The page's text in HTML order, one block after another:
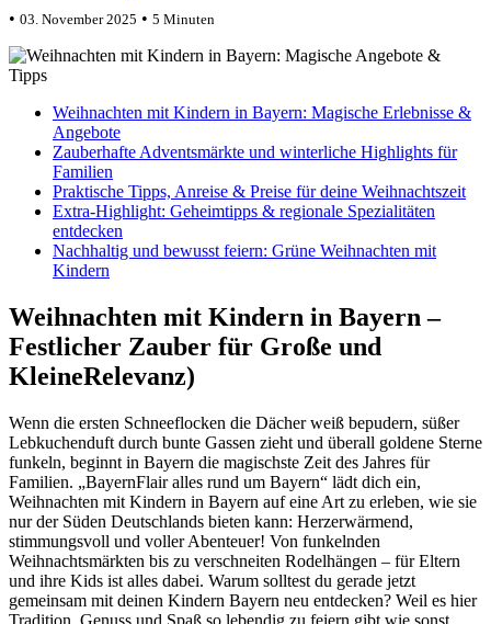
• 03. November 2025 • 5 Minuten
Weihnachten mit Kindern in Bayern: Magische Erlebnisse &
Angebote
Zauberhafte Adventsmärkte und winterliche Highlights für
Familien
Praktische Tipps, Anreise & Preise für deine Weihnachtszeit
Extra-Highlight: Geheimtipps & regionale Spezialitäten
entdecken
Nachhaltig und bewusst feiern: Grüne Weihnachten mit
Kindern
Weihnachten mit Kindern in Bayern –
Festlicher Zauber für Große und
KleineRelevanz)
Wenn die ersten Schneeflocken die Dächer weiß bepudern, süßer
Lebkuchenduft durch bunte Gassen zieht und überall goldene Sterne
funkeln, beginnt in Bayern die magischste Zeit des Jahres für
Familien. „BayernFlair alles rund um Bayern“ lädt dich ein,
Weihnachten mit Kindern in Bayern auf eine Art zu erleben, wie sie
nur der Süden Deutschlands bieten kann: Herzerwärmend,
stimmungsvoll und voller Abenteuer! Von funkelnden
Weihnachtsmärkten bis zu verschneiten Rodelhängen – für Eltern
und ihre Kids ist alles dabei. Warum solltest du gerade jetzt
gemeinsam mit deinen Kindern Bayern neu entdecken? Weil es hier
Tradition, Genuss und Spaß so lebendig zu feiern gibt wie sonst